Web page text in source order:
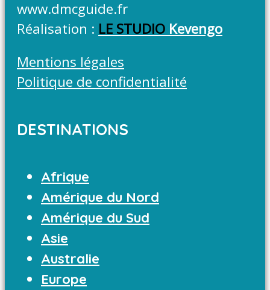
www.dmcguide.fr
Réalisation : LE STUDIO Kevengo
Mentions légales
Politique de confidentialité
DESTINATIONS
Afrique
Amérique du Nord
Amérique du Sud
Asie
Australie
Europe